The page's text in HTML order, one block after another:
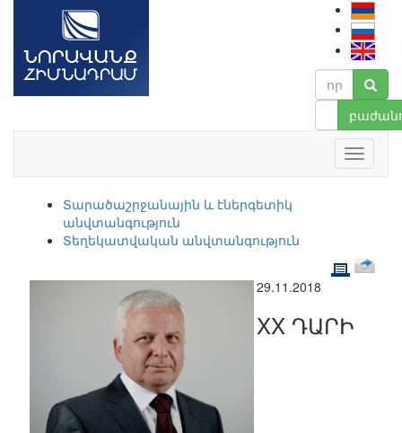
Տարածաշրջանային և էներգետիկ
անվտանգություն
Տեղեկատվական անվտանգություն
29.11.2018
XX ԴԱՐԻ